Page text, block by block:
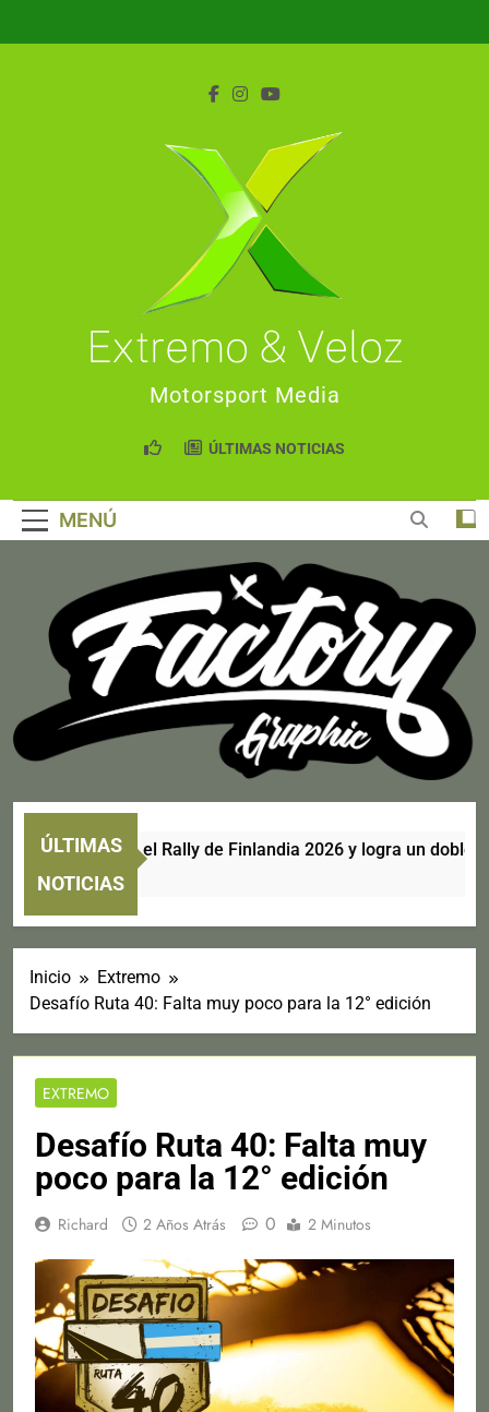
Extremo & Veloz
Motorsport Media
ÚLTIMAS NOTICIAS
MENÚ
ÚLTIMAS
NOTICIAS
se corona en el Rally de Finlandia 2026 y logra un doblete
Inicio
Extremo
Desafío Ruta 40: Falta muy poco para la 12° edición
EXTREMO
Desafío Ruta 40: Falta muy
poco para la 12° edición
Richard 2 Años Atrás 0 2 Minutos